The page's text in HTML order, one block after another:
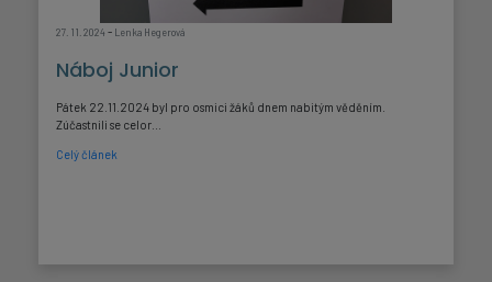
27. 11. 2024 - Lenka Hegerová
Náboj Junior
Pátek 22.11.2024 byl pro osmici žáků dnem nabitým věděním.
Zúčastnili se celor...
Celý článek